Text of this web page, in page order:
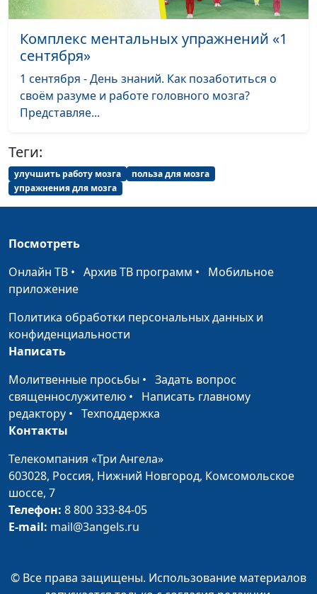
Комплекс ментальных упражнений «1
сентября»
1 сентября - День знаний. Как позаботиться о
своём разуме и работе головного мозга?
Представляе...
Теги:
улучшить работу мозга
польза для мозга
упражнения для мозга
Посмотреть
Онлайн ТВ • Архив ТВ программ • Мобильное
приложение
Политика обработки персональных данных и
конфиденциальности
Написать
Молитвенные просьбы • Задать вопрос
священнослужителю • Написать главному
редактору • Техподдержка
Контакты
Телекомпания «Три Ангела»
603028, Россия, Нижний Новгород, Комсомольское
шоссе, 7
Телефон: 8 800 333-84-05
E-mail: mail@3angels.ru
© Все права защищены. Использование материалов